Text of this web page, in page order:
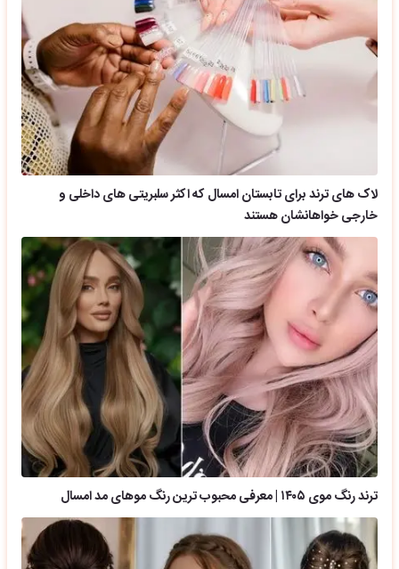
لاک های ترند برای تابستان امسال که اکثر سلبریتی های داخلی و
خارجی خواهانشان هستند
ترند رنگ موی ۱۴۰۵ | معرفی محبوب ترین رنگ موهای مد امسال